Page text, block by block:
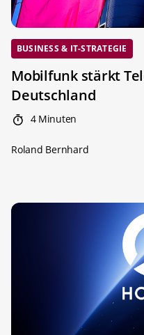
BUSINESS & IT-STRATEGIE
Mobilfunk stärkt
Deutschland
4 Minuten
Roland Bernhard